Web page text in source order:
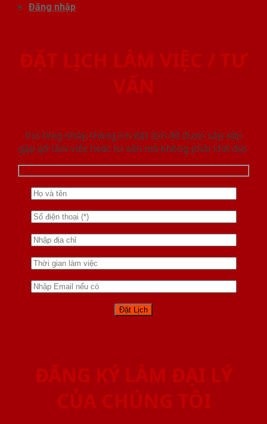
Đăng nhập
ĐẶT LỊCH LÀM VIỆC / TƯ
VẤN
Vui lòng nhập thông tin đặt lịch để được sắp xếp
gặp gỡ làm việc hoăc tư vấn mà không phải chờ đợi.
ĐĂNG KÝ LÀM ĐẠI LÝ
CỦA CHÚNG TÔI